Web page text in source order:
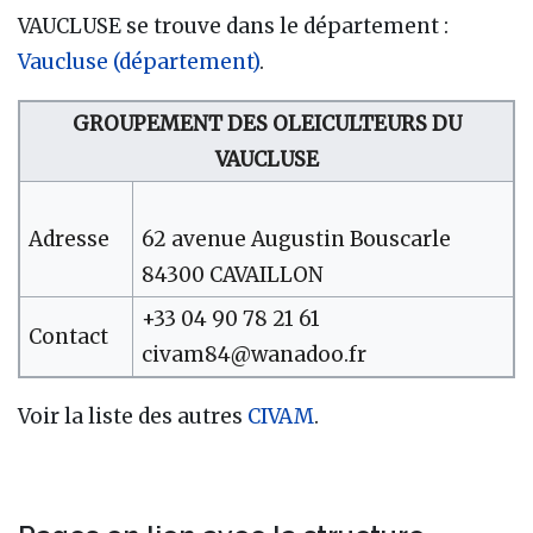
VAUCLUSE se trouve dans le département :
Vaucluse (département).
GROUPEMENT DES OLEICULTEURS DU
VAUCLUSE
Adresse
62 avenue Augustin Bouscarle
84300 CAVAILLON
Contact
+33 04 90 78 21 61
civam84@wanadoo.fr
Voir la liste des autres CIVAM.